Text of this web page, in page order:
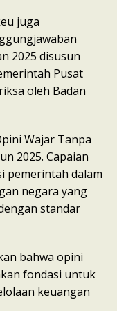
juga
2025 disusun
Pusat
oleh Badan
Wajar Tanpa
2025. Capaian
pemerintah dalam
negara yang
standar
bahwa opini
fondasi untuk
keuangan